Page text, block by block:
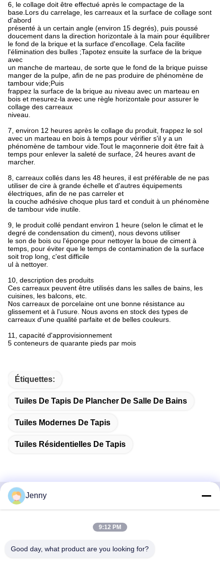
6, le collage doit être effectué après le compactage de la
base.Lors du carrelage, les carreaux et la surface de collage sont
d'abord
présenté à un certain angle (environ 15 degrés), puis poussé
doucement dans la direction horizontale à la main pour équilibrer
le fond de la brique et la surface d'encollage. Cela facilite
l'élimination des bulles ;Tapotez ensuite la surface de la brique
avec
un manche de marteau, de sorte que le fond de la brique puisse
manger de la pulpe, afin de ne pas produire de phénomène de
tambour vide;Puis
frappez la surface de la brique au niveau avec un marteau en
bois et mesurez-la avec une règle horizontale pour assurer le
collage des carreaux
niveau.
7, environ 12 heures après le collage du produit, frappez le sol
avec un marteau en bois à temps pour vérifier s'il y a un
phénomène de tambour vide.Tout le maçonnerie doit être fait à
temps pour enlever la saleté de surface, 24 heures avant de
marcher.
8, carreaux collés dans les 48 heures, il est préférable de ne pas
utiliser de cire à grande échelle et d'autres équipements
électriques, afin de ne pas carreler et
la couche adhésive choque plus tard et conduit à un phénomène
de tambour vide inutile.
9, le produit collé pendant environ 1 heure (selon le climat et le
degré de condensation du ciment), nous devons utiliser
le son de bois ou l'éponge pour nettoyer la boue de ciment à
temps, pour éviter que le temps de contamination de la surface
soit trop long, c'est difficile
ul à nettoyer.
10, description des produits
Ces carreaux peuvent être utilisés dans les salles de bains, les
cuisines, les balcons, etc.
Nos carreaux de porcelaine ont une bonne résistance au
glissement et à l'usure. Nous avons en stock des types de
carreaux d'une qualité parfaite et de belles couleurs.
11, capacité d'approvisionnement
5 conteneurs de quarante pieds par mois
Étiquettes:
Tuiles De Tapis De Plancher De Salle De Bains
Tuiles Modernes De Tapis
Tuiles Résidentielles De Tapis
Contactez rapidement
Mall, rue Wugang, région de Chancheng, ville de Foshan,
Jenny
9:12 PM
Good day, what product are you looking for?